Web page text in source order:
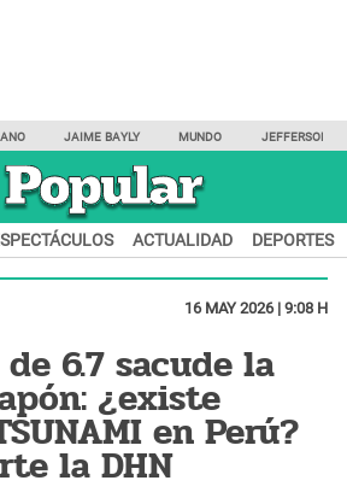
JAIME BAYLY MUNDO JEFFERSON
ACTUALIDAD DEPORTES
16 MAY 2026 | 9:08 H
6.7 sacude la
¿existe
en Perú?
la DHN